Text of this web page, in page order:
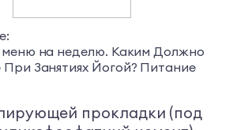
меню на неделю. Каким Должно
Занятиях Йогой? Питание
прокладки (под